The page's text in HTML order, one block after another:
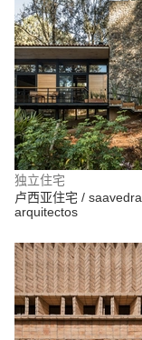
独立住宅
卢西亚住宅 / saavedra
arquitectos